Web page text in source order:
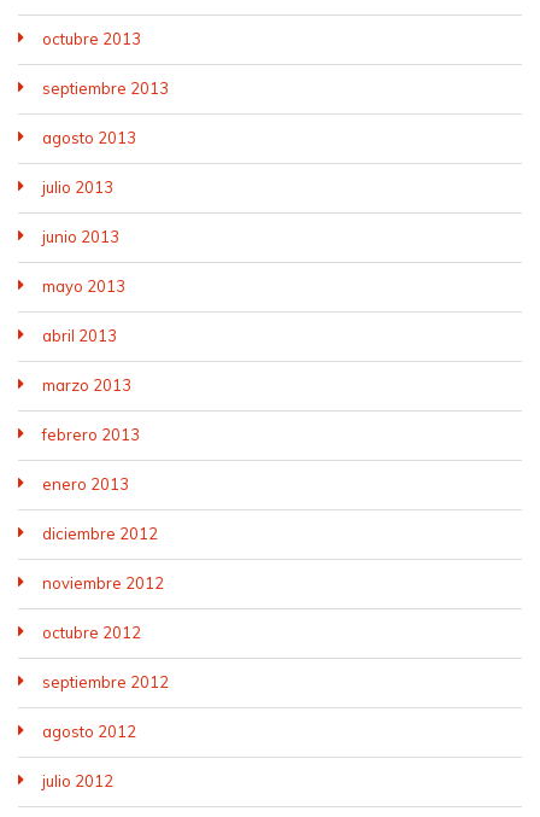
octubre 2013
septiembre 2013
agosto 2013
julio 2013
junio 2013
mayo 2013
abril 2013
marzo 2013
febrero 2013
enero 2013
diciembre 2012
noviembre 2012
octubre 2012
septiembre 2012
agosto 2012
julio 2012